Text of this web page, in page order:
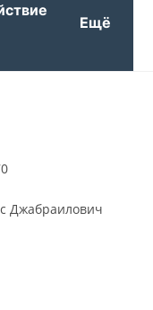
Ещё
Джабраилович